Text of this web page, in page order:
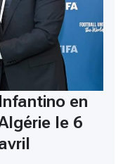
Infantino en
le 6